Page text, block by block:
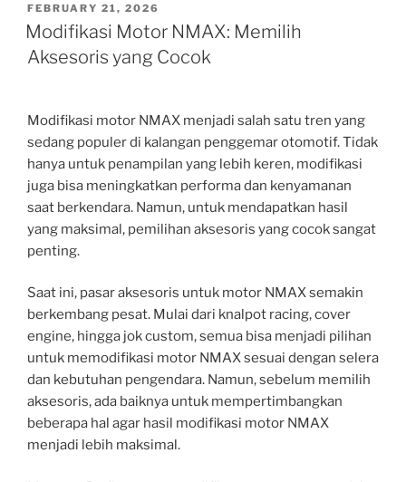
POSTED
ON
FEBRUARY 21, 2026
Modifikasi Motor NMAX: Memilih
Aksesoris yang Cocok
Modifikasi motor NMAX menjadi salah satu tren yang
sedang populer di kalangan penggemar otomotif. Tidak
hanya untuk penampilan yang lebih keren, modifikasi
juga bisa meningkatkan performa dan kenyamanan
saat berkendara. Namun, untuk mendapatkan hasil
yang maksimal, pemilihan aksesoris yang cocok sangat
penting.
Saat ini, pasar aksesoris untuk motor NMAX semakin
berkembang pesat. Mulai dari knalpot racing, cover
engine, hingga jok custom, semua bisa menjadi pilihan
untuk memodifikasi motor NMAX sesuai dengan selera
dan kebutuhan pengendara. Namun, sebelum memilih
aksesoris, ada baiknya untuk mempertimbangkan
beberapa hal agar hasil modifikasi motor NMAX
menjadi lebih maksimal.